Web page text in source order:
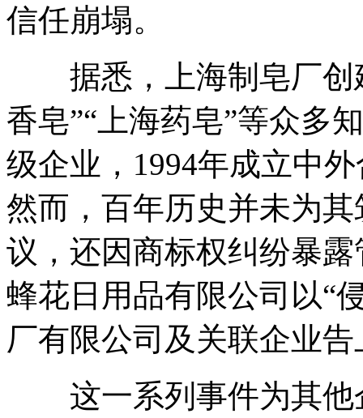
信任崩塌。
据悉，上海制皂厂创
香皂”“上海药皂”等众多
级企业，1994年成立中
然而，百年历史并未为
议，还因商标权纠纷暴
蜂花日用品有限公司以“
厂有限公司及关联企业
这一系列事件为其他